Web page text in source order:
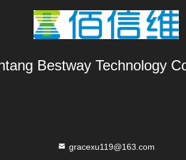
Bestway Technology
gracexu119@163.com